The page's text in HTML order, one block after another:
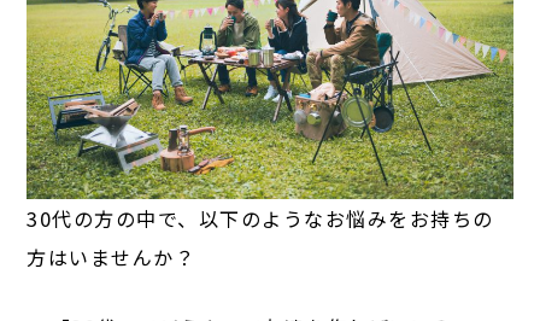
30代の方の中で、以下のようなお悩みをお持ちの
方はいませんか？